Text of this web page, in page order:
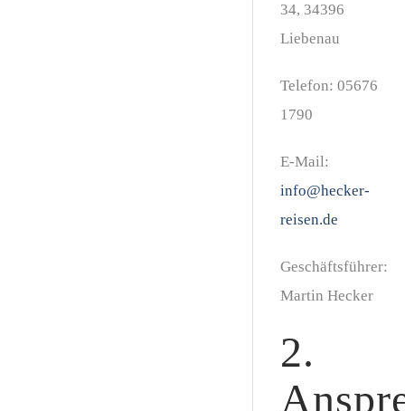
34, 34396
Liebenau
Telefon: 05676
1790
E-Mail:
info@hecker-
reisen.de
Geschäftsführer:
Martin Hecker
2.